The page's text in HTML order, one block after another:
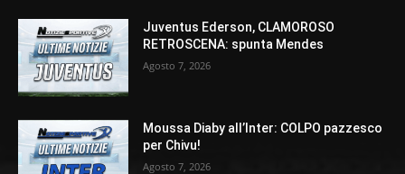
Juventus Ederson, CLAMOROSO
RETROSCENA: spunta Mendes
Agosto 7, 2026
Moussa Diaby all’Inter: COLPO pazzesco
per Chivu!
Agosto 7, 2026